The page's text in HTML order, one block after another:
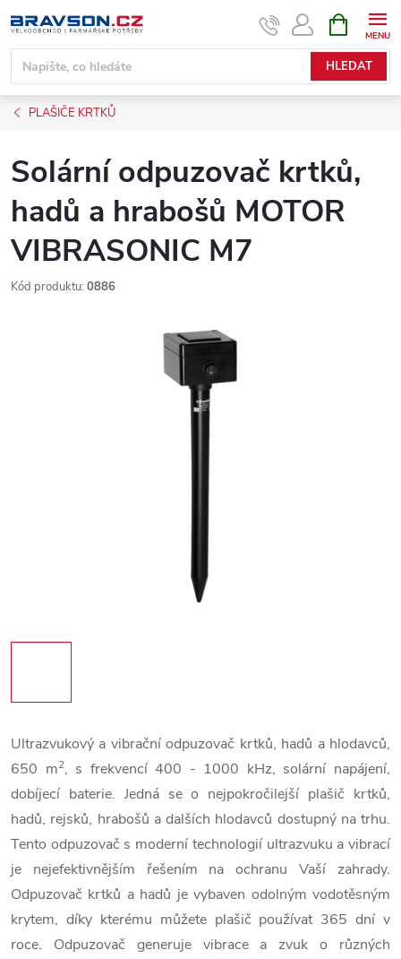
na
obsah
HLEDAT
NÁKUPNÍ
KOŠÍK
PLAŠIČE KRTKŮ
Solární odpuzovač krtků,
hadů a hrabošů MOTOR
VIBRASONIC M7
Kód produktu: 0886
Ultrazvukový a vibrační odpuzovač krtků, hadů a hlodavců,
650 m2, s frekvencí 400 - 1000 kHz, solární napájení,
dobíjecí baterie. Jedná se o nejpokročilejší plašič krtků,
hadů, rejsků, hrabošů a dalších hlodavců dostupný na trhu.
Tento odpuzovač s moderní technologií ultrazvuku a vibrací
je nejefektivnějším řešením na ochranu Vaší zahrady.
Odpuzovač krtků a hadů je vybaven odolným vodotěsným
krytem, díky kterému můžete plašič používat 365 dní v
roce. Odpuzovač generuje vibrace a zvuk o různých